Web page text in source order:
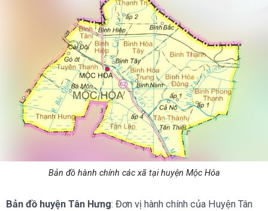
Bản đồ hành chính các xã tại huyện Mộc Hóa
Bản đồ huyện Tân Hưng: Đơn vị hành chính của Huyện Tân